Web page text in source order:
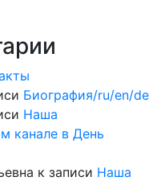
Биография/ru/en/de
Наша
канале в День
к записи Наша